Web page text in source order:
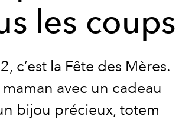
les coups
c’est la Fête des Mères.
avec un cadeau
bijou précieux, totem